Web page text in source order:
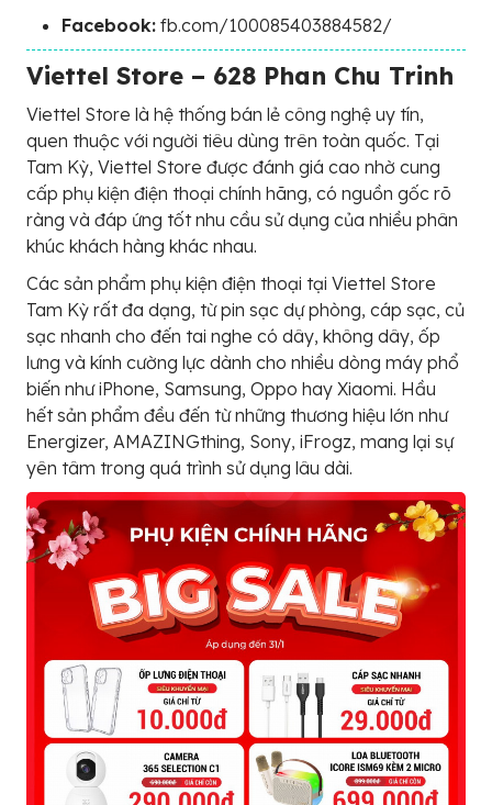
Facebook: fb.com/100085403884582/
Viettel Store – 628 Phan Chu Trinh
Viettel Store là hệ thống bán lẻ công nghệ uy tín,
quen thuộc với người tiêu dùng trên toàn quốc. Tại
Tam Kỳ, Viettel Store được đánh giá cao nhờ cung
cấp phụ kiện điện thoại chính hãng, có nguồn gốc rõ
ràng và đáp ứng tốt nhu cầu sử dụng của nhiều phân
khúc khách hàng khác nhau.
Các sản phẩm phụ kiện điện thoại tại Viettel Store
Tam Kỳ rất đa dạng, từ pin sạc dự phòng, cáp sạc, củ
sạc nhanh cho đến tai nghe có dây, không dây, ốp
lưng và kính cường lực dành cho nhiều dòng máy phổ
biến như iPhone, Samsung, Oppo hay Xiaomi. Hầu
hết sản phẩm đều đến từ những thương hiệu lớn như
Energizer, AMAZINGthing, Sony, iFrogz, mang lại sự
yên tâm trong quá trình sử dụng lâu dài.